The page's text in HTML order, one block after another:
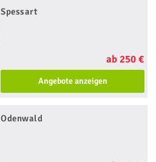
Spessart
ab 250 €
Angebote anzeigen
Odenwald